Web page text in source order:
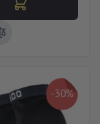
-30%